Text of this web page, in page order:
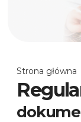
Strona główna